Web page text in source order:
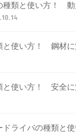
種類と使い方！ 動
と使い方！ 鋼材に
と使い方！ 安全
ドライバの種類と